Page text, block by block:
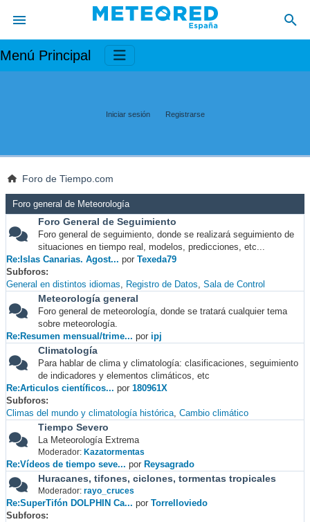
Menú Principal
Iniciar sesión Registrarse
Foro de Tiempo.com
Foro general de Meteorología
Foro General de Seguimiento
Foro general de seguimiento, donde se realizará seguimiento de
situaciones en tiempo real, modelos, predicciones, etc...
Re:Islas Canarias. Agost... por Texeda79
Subforos
General en distintos idiomas
Registro de Datos Sala de Control
Meteorología general
Foro general de meteorología, donde se tratará cualquier tema
sobre meteorología.
Re:Resumen mensual/trime... por ipj
Climatología
Para hablar de clima y climatología: clasificaciones, seguimiento
de indicadores y elementos climáticos, etc
Re:Articulos científicos... por 180961X
Subforos
Climas del mundo y climatología histórica Cambio climático
Tiempo Severo
La Meteorología Extrema
Moderador: Kazatormentas
Re:Vídeos de tiempo seve... por Reysagrado
Huracanes, tifones, ciclones, tormentas tropicales
Moderador: rayo_cruces
Re:SuperTifón DOLPHIN Ca... por Torrelloviedo
Subforos